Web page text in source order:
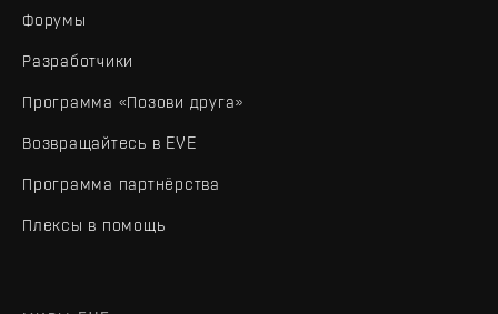
Форумы
Разработчики
Программа «Позови друга»
Возвращайтесь в EVE
Программа партнёрства
Плексы в помощь